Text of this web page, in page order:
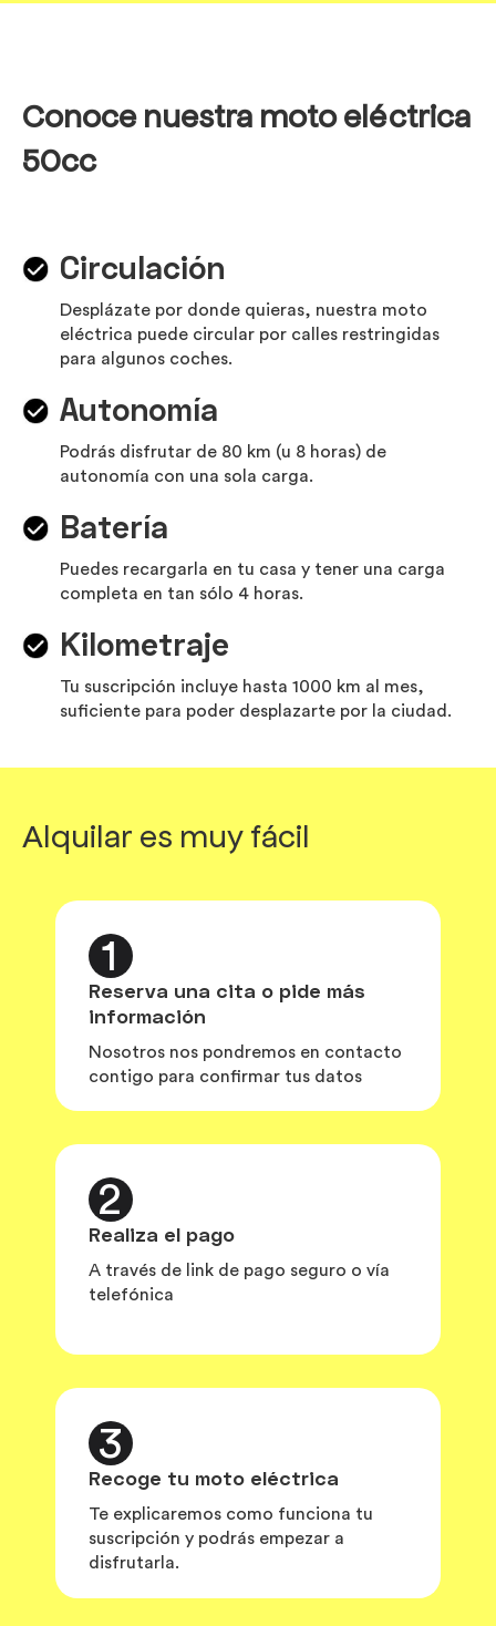
Conoce nuestra moto eléctrica
50cc
Circulación
Desplázate por donde quieras, nuestra moto
eléctrica puede circular por calles restringidas
para algunos coches.
Autonomía
Podrás disfrutar de 80 km (u 8 horas) de
autonomía con una sola carga.
Batería
Puedes recargarla en tu casa y tener una carga
completa en tan sólo 4 horas.
Kilometraje
Tu suscripción incluye hasta 1000 km al mes,
suficiente para poder desplazarte por la ciudad.
Alquilar es muy fácil
1
Reserva una cita o pide más
información
Nosotros nos pondremos en contacto
contigo para confirmar tus datos
2
Realiza el pago
A través de link de pago seguro o vía
telefónica
3
Recoge tu moto eléctrica
Te explicaremos como funciona tu
suscripción y podrás empezar a
disfrutarla.